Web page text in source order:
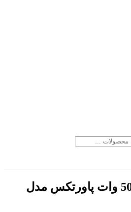
دریل 13 چکشی 500 وات پاورتکس مدل